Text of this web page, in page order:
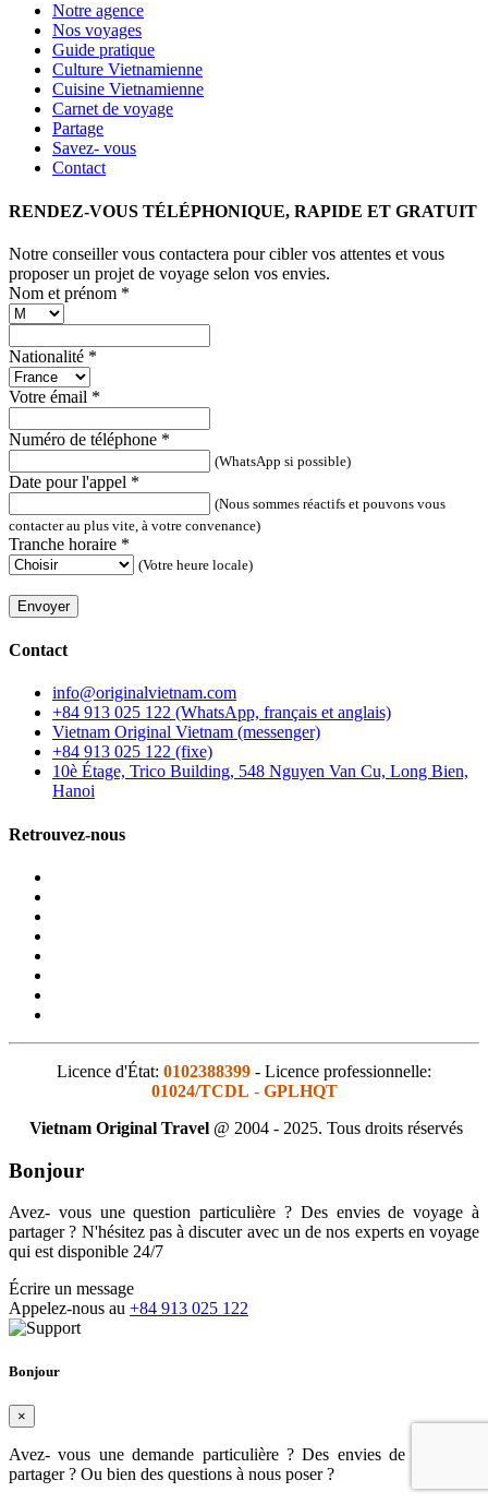
Notre agence
Nos voyages
Guide pratique
Culture Vietnamienne
Cuisine Vietnamienne
Carnet de voyage
Partage
Savez- vous
Contact
RENDEZ-VOUS TÉLÉPHONIQUE, RAPIDE ET GRATUIT
Notre conseiller vous contactera pour cibler vos attentes et vous
proposer un projet de voyage selon vos envies.
Nom et prénom *
Nationalité *
Votre émail *
Numéro de téléphone *
(WhatsApp si possible)
Date pour l'appel *
(Nous sommes réactifs et pouvons vous
contacter au plus vite, à votre convenance)
Tranche horaire *
(Votre heure locale)
Envoyer
Contact
info@originalvietnam.com
+84 913 025 122 (WhatsApp, français et anglais)
Vietnam Original Vietnam (messenger)
+84 913 025 122 (fixe)
10è Étage, Trico Building, 548 Nguyen Van Cu, Long Bien,
Hanoi
Retrouvez-nous
Licence d'État: 0102388399 - Licence professionnelle:
01024/TCDL - GPLHQT
Vietnam Original Travel @ 2004 - 2025. Tous droits réservés
Bonjour
Avez- vous une question particulière ? Des envies de voyage à
partager ? N'hésitez pas à discuter avec un de nos experts en voyage
qui est disponible 24/7
Écrire un message
Appelez-nous au +84 913 025 122
Bonjour
×
Avez- vous une demande particulière ? Des envies de voyage à
partager ? Ou bien des questions à nous poser ?